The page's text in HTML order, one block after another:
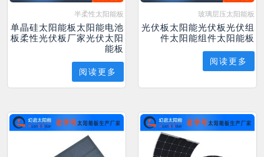
半柔性太阳能板
单晶硅太阳能板太阳能电池
板柔性光伏板厂家光伏太阳
能板
阅读更多
玻璃层压太阳能板
光伏板太阳能光伏板光伏组
件太阳能组件太阳能板
阅读更多